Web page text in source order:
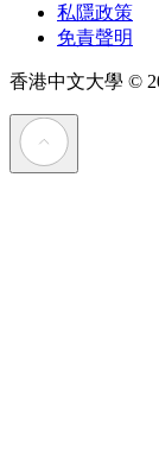
私隱政策
免責聲明
香港中文大學 ©